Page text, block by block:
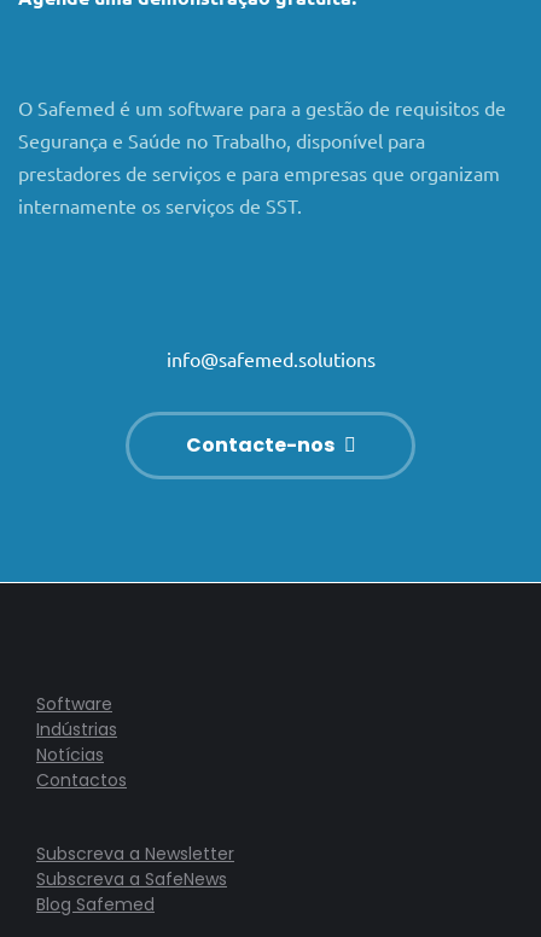
O Safemed é um software para a gestão de requisitos de
Segurança e Saúde no Trabalho, disponível para
prestadores de serviços e para empresas que organizam
internamente os serviços de SST.
info@safemed.solutions
Contacte-nos
Software
Indústrias
Notícias
Contactos
Subscreva a Newsletter
Subscreva a SafeNews
Blog Safemed